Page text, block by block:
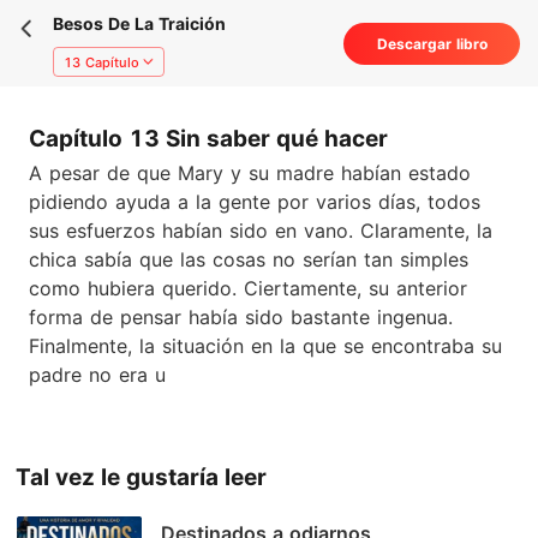
Besos De La Traición
13 Capítulo
Descargar libro
Capítulo 13 Sin saber qué hacer
A pesar de que Mary y su madre habían estado
pidiendo ayuda a la gente por varios días, todos
sus esfuerzos habían sido en vano. Claramente, la
chica sabía que las cosas no serían tan simples
como hubiera querido. Ciertamente, su anterior
forma de pensar había sido bastante ingenua.
Finalmente, la situación en la que se encontraba su
padre no era u
Tal vez le gustaría leer
Destinados a odiarnos